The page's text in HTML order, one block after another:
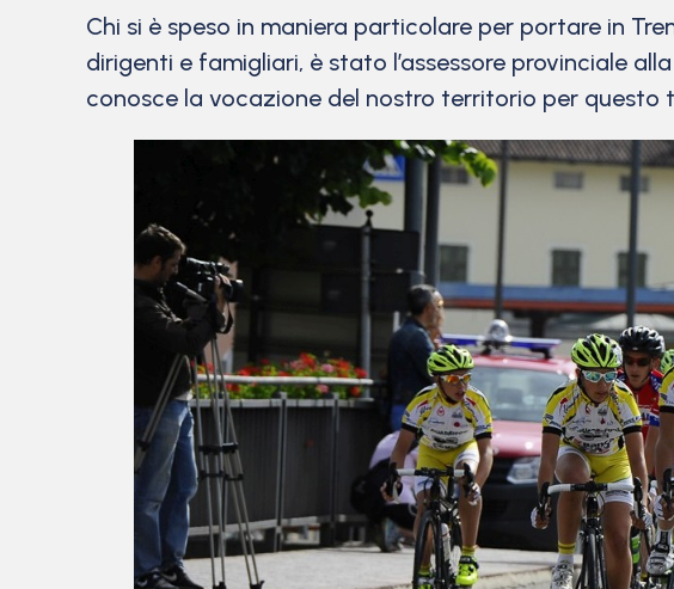
Chi si è speso in maniera particolare per portare in
dirigenti e famigliari, è stato l’assessore provinciale
conosce la vocazione del nostro territorio per questo